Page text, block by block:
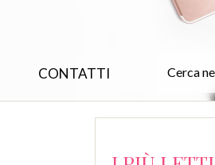
CONTATTI